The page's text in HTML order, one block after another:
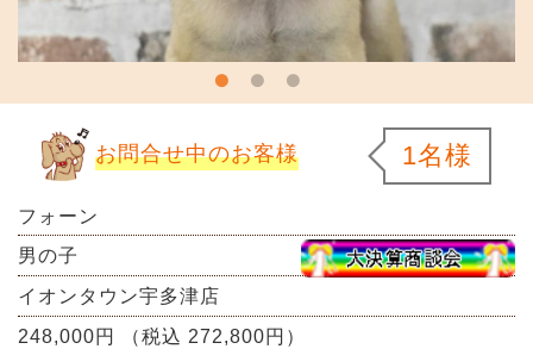
お問合せ中のお客様 1名様
フォーン
男の子
イオンタウン宇多津店
248,000円 （税込 272,800円）